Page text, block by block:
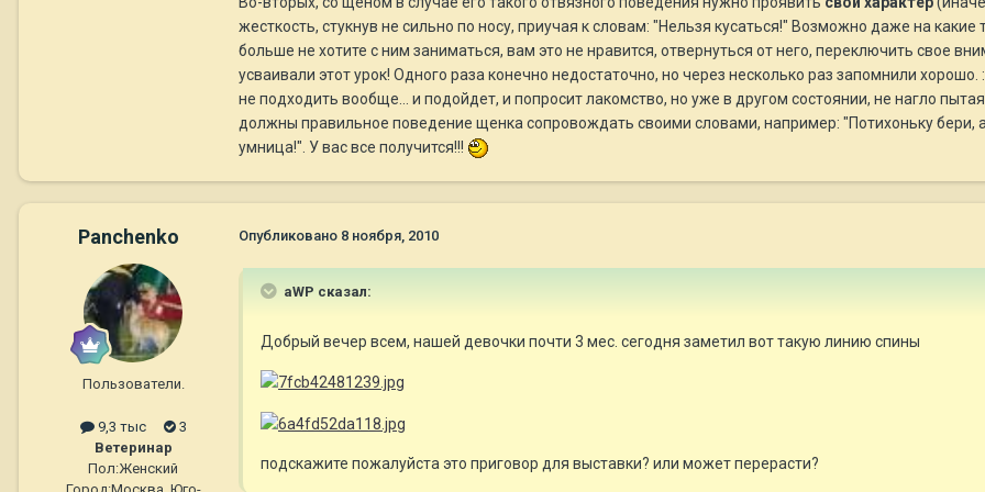
жесткость, стукнув не сильно по носу, приучая к словам: "Нельзя кусаться!" Возможно даже на
больше не хотите с ним заниматься, вам это не нравится, отвернуться от него, переключить свое
усваивали этот урок! Одного раза конечно недостаточно, но через несколько раз запомнили
не подходить вообще... и подойдет, и попросит лакомство, но уже в другом состоянии, не нагло
должны правильное поведение щенка сопровождать своими словами, например: "Потихоньку бери,
умница!". У вас все получится!!!
Panchenko
Пользователи.
9,3 тыс
3
Ветеринар
Пол:Женский
Опубликовано 8 ноября, 2010
aWP сказал:
Добрый вечер всем, нашей девочки почти 3 мес. сегодня заметил вот такую линию спины
подскажите пожалуйста это приговор для выставки? или может перерасти?